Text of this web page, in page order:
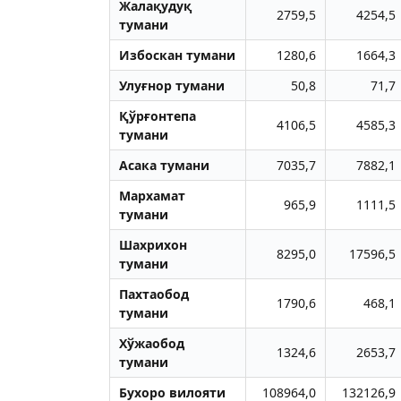
Жалақудуқ
тумани
2759,5 4254,5
Избоскан тумани 1280,6
1664,3
Улуғнор тумани
50,8
71,7
Қўрғонтепа
тумани
4106,5 4585,3
Aсака тумани 7035,7
7882,1
Мархамат
тумани
965,9 1111,5
Шахрихон
тумани
8295,0 17596,5
Пахтаобод
тумани
1790,6 468,1
Хўжаобод
тумани
1324,6 2653,7
Бухоро вилояти 108964,0 132126,9